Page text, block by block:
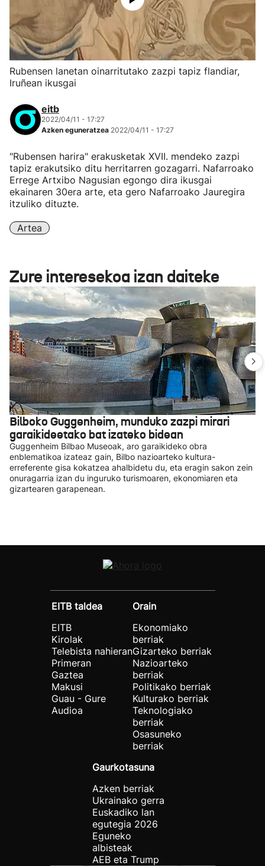
Rubensen lanetan oinarritutako zazpi tapiz flandiar,
Iruñean ikusgai
eitb
2022/04/11 - 17:27
Azken eguneratzea 2022/04/11 - 17:27
"Rubensen harira" erakusketak XVII. mendeko zazpi
tapiz erakutsiko ditu herritarren gozagarri. Nafarroako
Errege Artxibo Nagusian egongo dira ikusgai
ekainaren 30era arte, eta gero Nafarroako Jauregira
itzuliko dituzte.
Artea
Zure interesekoa izan daiteke
Bilboko Guggenheim, munduko zazpi mirari
garaikideetako bat izateko bidean
Guggenheim Bilbao Museoak, aro garaikideko obra
enblematikoa izateaz gain, Bilbo nazioarteko kultura-
erreferente gisa kokatzea ahalbidetu du, eta eragin sakon zein
onuragarria izan du inguruko turismoaren, ekonomiaren eta
gizartearen garapenean.
EITB taldea
EITB
Kirolak
Telebista nahieran
Primeran
Gaztea
Makusi
Guau - Gure
Audioa
Orain
Ekonomiako
berriak
Gizarteko berriak
Nazioarteko
berriak
Politikako berriak
Kulturako berriak
Teknologiako
berriak
Osasuneko
berriak
Gaurkotasuna
Azken berriak
Ukrainako gerra
Euskadiko lan
egutegia 2026
Eguneko
albisteak
AEB eta Trump